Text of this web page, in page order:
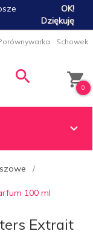
OK!
Dziękuję
Schowek
0
100 ml
Extrait